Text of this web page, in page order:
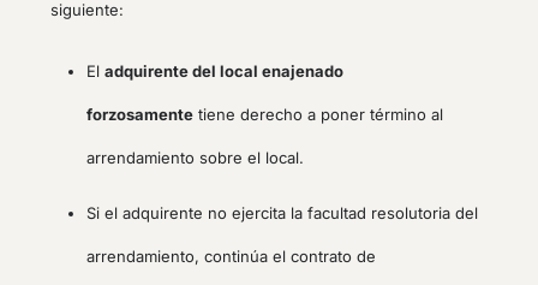
siguiente:
El adquirente del local enajenado
forzosamentetiene derecho a poner término al
arrendamiento sobre el local.
Si el adquirente no ejercita la facultad resolutoria del
arrendamiento, continúa el contrato de